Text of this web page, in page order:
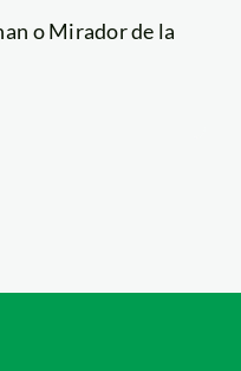
o Mirador de la